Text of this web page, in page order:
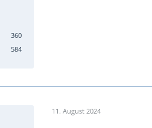
360
584
11. August 2024